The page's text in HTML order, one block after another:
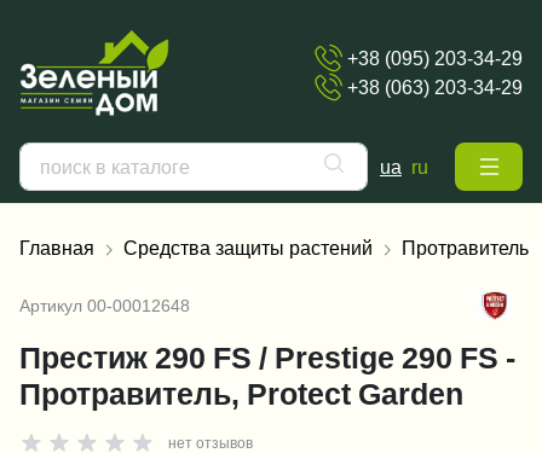
+38 (095) 203-34-29
+38 (063) 203-34-29
ua ru
Главная Средства защиты растений Протравитель
Артикул 00-00012648
Престиж 290 FS / Prestige 290 FS -
Протравитель, Protect Garden
нет отзывов